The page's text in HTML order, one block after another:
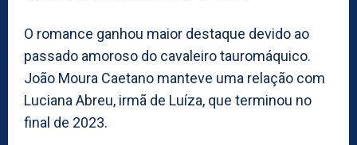
O romance ganhou maior destaque devido ao
passado amoroso do cavaleiro tauromáquico.
João Moura Caetano manteve uma relação com
Luciana Abreu, irmã de Luíza, que terminou no
final de 2023.